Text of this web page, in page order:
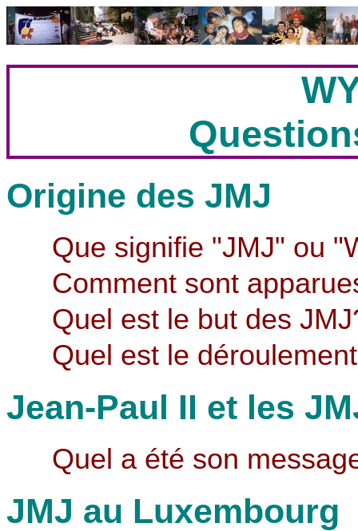
Origine des JMJ
Que signifie "JMJ" ou
Comment sont
Quel est le but des
Quel est le
Jean-Paul II et les
Quel a été son
JMJ au Luxembourg